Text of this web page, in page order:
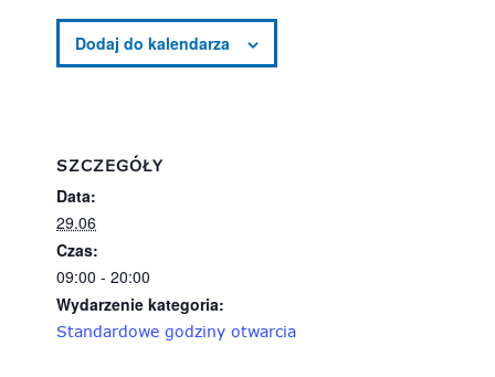
SZCZEGÓŁY
Data:
29.06
Czas:
09:00 - 20:00
Wydarzenie kategoria:
Standardowe godziny otwarcia